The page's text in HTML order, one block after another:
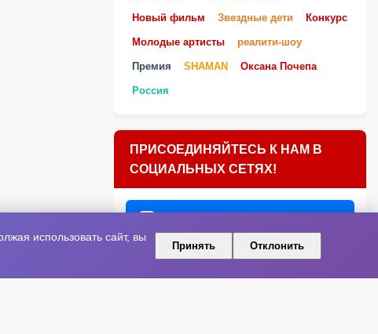
Новый фильм Звездные дети Конкурс
Молодые артисты реалити-шоу
Премия SHAMAN Оксана Почепа
Россия
ПРИСОЕДИНЯЙТЕСЬ К НАМ В
СОЦИАЛЬНЫХ СЕТЯХ!
Яндекс Дзен
использовать сайт, вы
Принять Отклонить